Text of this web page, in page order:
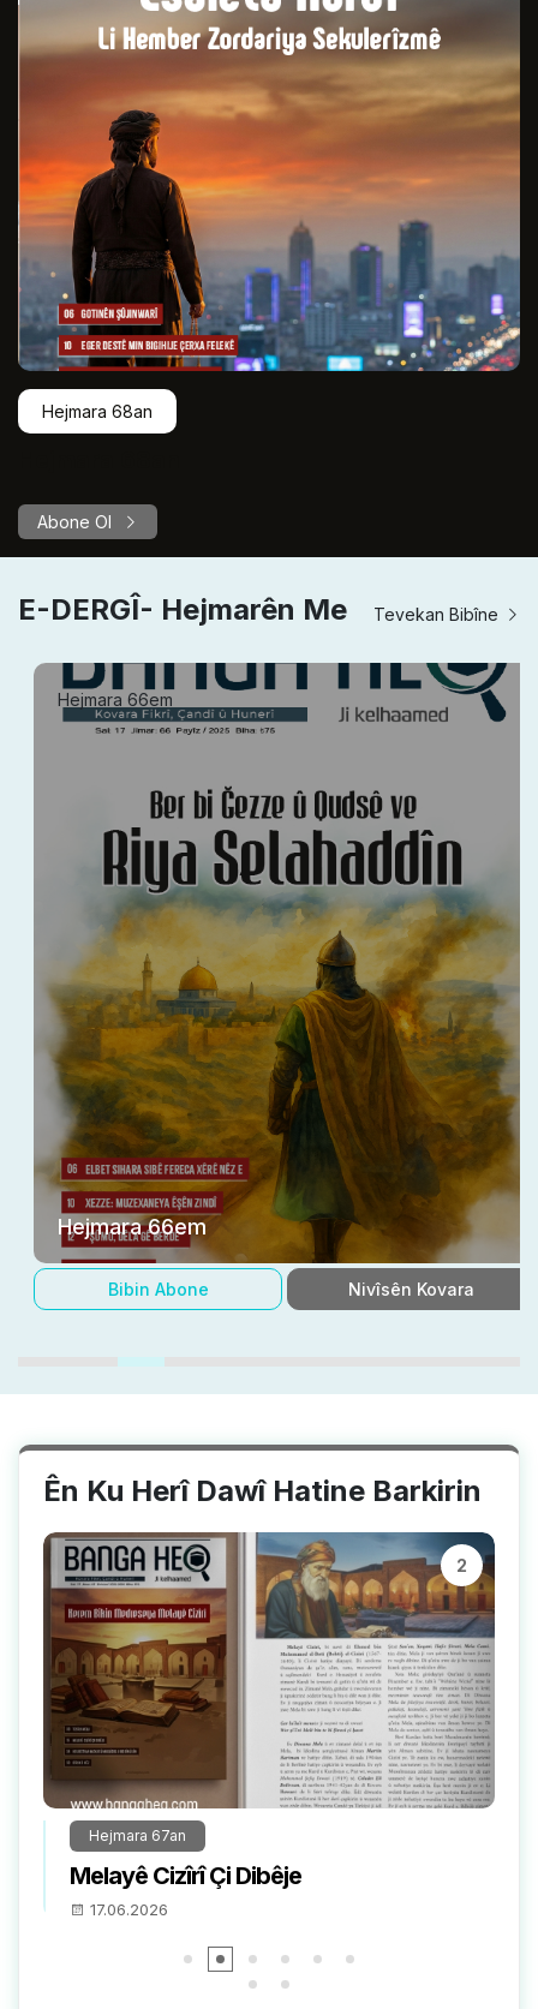
Hejmara 68an
Abone Ol
E-DERGÎ- Hejmarên Me Tevekan Bibîne
Hejmara 66em
Hejmara 66em
Bibin Abone Nivîsên Kovara
Ên Ku Herî Dawî Hatine Barkirin
2
Tesîra Mela li ser Medrese,